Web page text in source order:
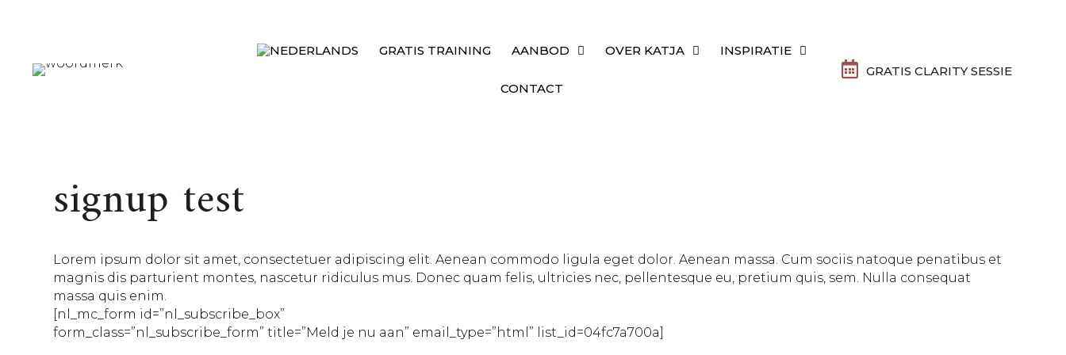
GRATIS TRAINING AANBOD OVER KATJA INSPIRATIE
CONTACT
GRATIS CLARITY SESSIE
signup test
Lorem ipsum dolor sit amet, consectetuer adipiscing elit. Aenean commodo ligula eget dolor. Aenean massa. Cum sociis natoque penatibus et
magnis dis parturient montes, nascetur ridiculus mus. Donec quam felis, ultricies nec, pellentesque eu, pretium quis, sem. Nulla consequat
massa quis enim.
[nl_mc_form id=”nl_subscribe_box”
form_class=”nl_subscribe_form” title=”Meld je nu aan” email_type=”html” list_id=04fc7a700a]